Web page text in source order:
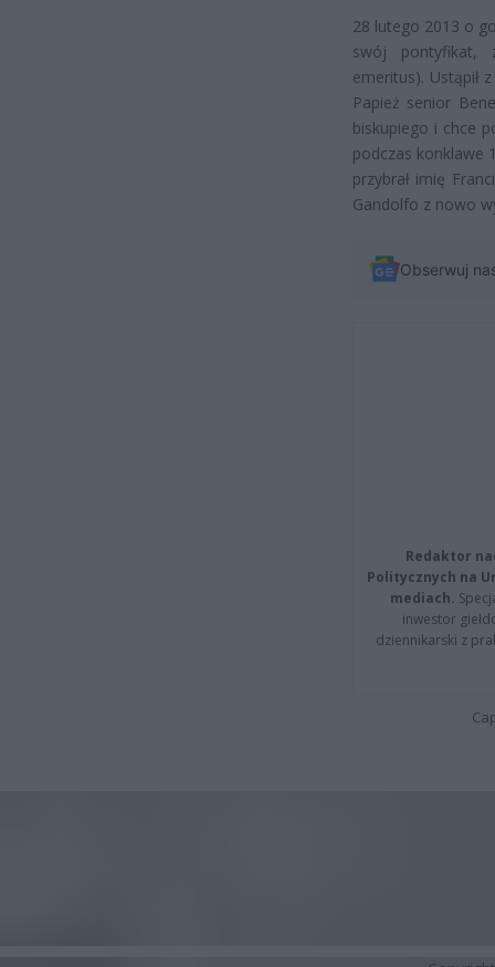
28 lutego 2013 o
swój pontyfikat,
emeritus). Ustąpił
Papież senior
biskupiego i chce
podczas konklawe
przybrał imię
Gandolfo z nowo
Obserwuj
Redaktor
Politycznych na
mediach.
inwestor
dziennikarski z